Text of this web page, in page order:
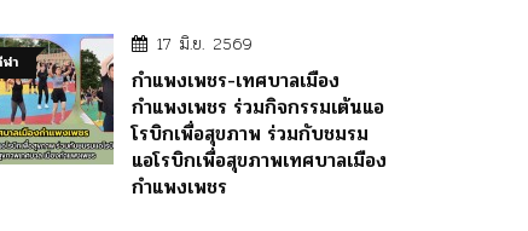
า
17 มิ.ย. 2569
กำแพงเพชร-เทศบาลเมือง
กำแพงเพชร ร่วมกิจกรรมเต้นแอ
โรบิกเพื่อสุขภาพ ร่วมกับชมรม
แอโรบิกเพื่อสุขภาพเทศบาลเมือง
กำแพงเพชร